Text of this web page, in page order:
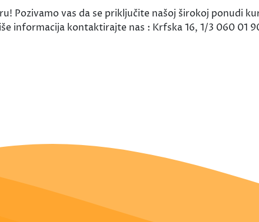
Pozivamo vas da se priključite našoj širokoj ponudi
informacija kontaktirajte nas : Krfska 16, 1/3 060 01